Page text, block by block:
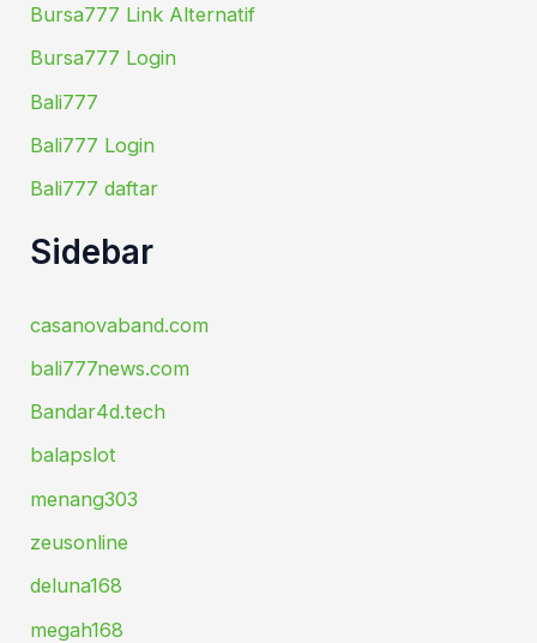
Bursa777 Link Alternatif
Bursa777 Login
Bali777
Bali777 Login
Bali777 daftar
Sidebar
casanovaband.com
bali777news.com
Bandar4d.tech
balapslot
menang303
zeusonline
deluna168
megah168